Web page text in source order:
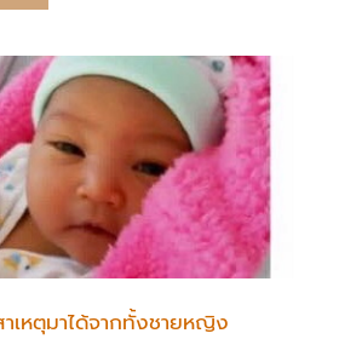
เหตุมาได้จากทั้งชายหญิง